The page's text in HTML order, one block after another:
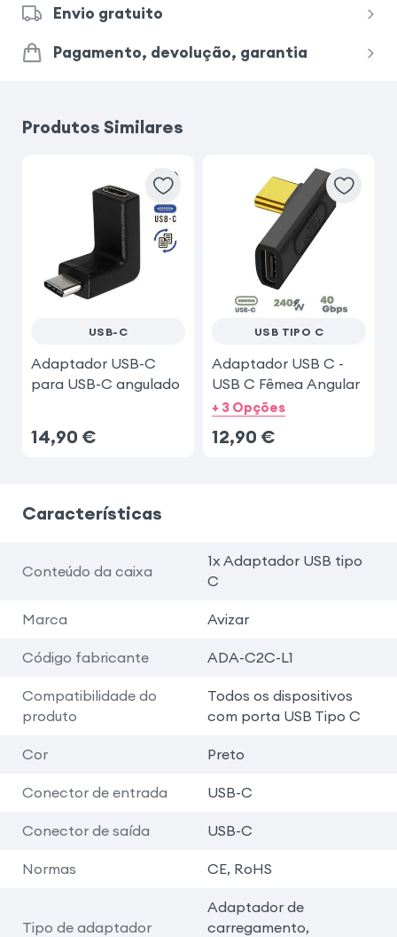
Envio gratuito
Pagamento, devolução, garantia
Produtos Similares
USB-C
Adaptador USB-C
para USB-C angulado
14,90 €
USB TIPO C
Adaptador USB C -
USB C Fêmea Angular
+ 3 Opções
12,90 €
Características
Conteúdo da caixa
1x Adaptador USB tipo
C
Marca Avizar
Código fabricante ADA-C2C-L1
Compatibilidade do
produto
Todos os dispositivos
com porta USB Tipo C
Cor Preto
Conector de entrada USB-C
Conector de saída USB-C
Normas CE, RoHS
Tipo de adaptador
Adaptador de
carregamento,